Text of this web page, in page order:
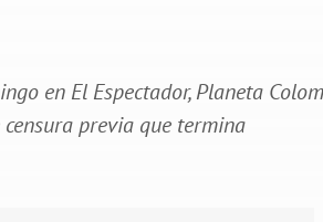
en El Espectador, Planeta
previa que termina